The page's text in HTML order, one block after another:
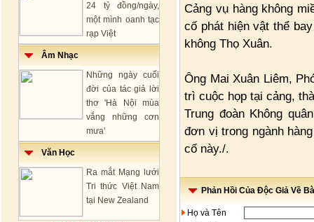
24 tỷ đồng/ngày,
một mình oanh tạc
rạp Việt
Âm Nhạc
Những ngày cuối
đời của tác giả lời
thơ 'Hà Nội mùa
vắng những cơn
mưa'
Văn Học
Ra mắt Mạng lưới
Tri thức Việt Nam
tại New Zealand
Cảng vụ hàng không
cố phát hiện vật thể
không Thọ Xuân.
Ông Mai Xuân Liêm,
trì cuộc họp tại cảng,
Trung đoàn Không
đơn vị trong ngành
cố này./.
Phản Hồi Của Độc Giả Về
Họ và Tên